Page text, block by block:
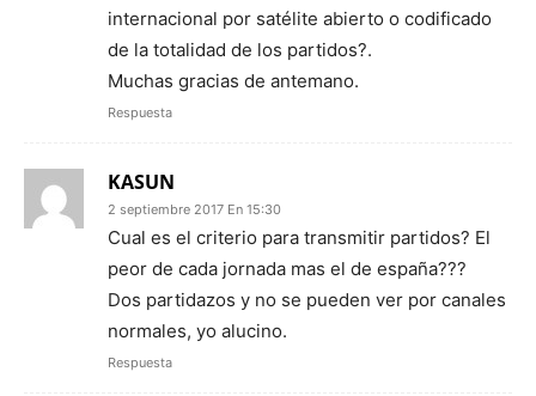
internacional por satélite abierto o codificado
de la totalidad de los partidos?.
Muchas gracias de antemano.
Respuesta
KASUN
2 septiembre 2017 En 15:30
Cual es el criterio para transmitir partidos? El
peor de cada jornada mas el de españa???
Dos partidazos y no se pueden ver por canales
normales, yo alucino.
Respuesta